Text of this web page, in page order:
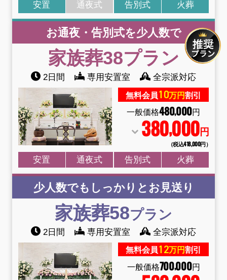
安置 通夜式 告別式 火葬
お通夜・告別式を少人数で
家族葬38プラン
2日間 専用安置室 全宗派対応
無料会員10万円割引
一般価格480,000円
380,000円
（税込418,000円）
安置 通夜式 告別式 火葬
少人数でもしっかりとお見送り
家族葬58プラン
2日間 専用安置室 全宗派対応
無料会員12万円割引
一般価格700,000円